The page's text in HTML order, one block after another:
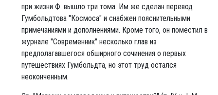
при жизни Ф. вышло три тома. Им же сделан перевод
Гумбольдтова "Космоса" и снабжен пояснительными
примечаниями и дополнениями. Кроме того, он поместил в
журнале "Современник" несколько глав из
предполагавшегося обширного сочинения о первых
путешествиях Гумбольдта, но этот труд остался
неоконченным.